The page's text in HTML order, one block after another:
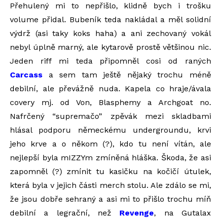
Přehulený mi to nepřišlo, klidně bych i trošku
volume přidal. Bubeník teda nakládal a měl solidní
výdrž (asi taky koks haha) a ani zechovaný vokál
nebyl úplně marný, ale kytarově prostě většinou nic.
Jeden riff mi teda připomněl cosi od raných
Carcass a sem tam ještě nějaký trochu méně
debilní, ale převážně nuda. Kapela co hraje/ávala
covery mj. od Von, Blasphemy a Archgoat no.
Nafrčený “supremačo” zpěvák mezi skladbami
hlásal podporu německému undergroundu, krvi
jeho krve a o někom (?), kdo tu není vítán, ale
nejlepší byla mIZZYm zmíněná hláška. Škoda, že asi
zapomněl (?) zmínit tu kasičku na kočičí útulek,
která byla v jejich části merch stolu. Ale zdálo se mi,
že jsou dobře sehraný a asi mi to přišlo trochu míň
debilní a legrační, než Revenge, na Gutalax